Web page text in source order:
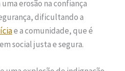
erosão na confiança
dificultando a
e a comunidade, que é
social justa e segura.